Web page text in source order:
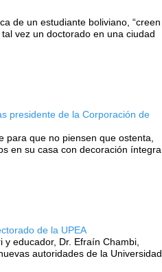
de un estudiante boliviano, “creen
vez un doctorado en una ciudad
presidente de la Corporación de
para que no piensen que ostenta,
en su casa con decoración íntegra
de la UPEA
y educador, Dr. Efraín Chambi,
autoridades de la Universidad